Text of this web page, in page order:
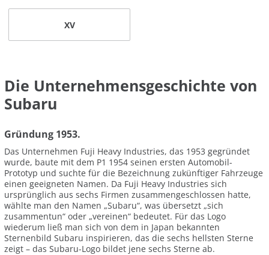
XV
Die Unternehmensgeschichte von
Subaru
Gründung 1953.
Das Unternehmen Fuji Heavy Industries, das 1953 gegründet
wurde, baute mit dem P1 1954 seinen ersten Automobil-
Prototyp und suchte für die Bezeichnung zukünftiger Fahrzeuge
einen geeigneten Namen. Da Fuji Heavy Industries sich
ursprünglich aus sechs Firmen zusammengeschlossen hatte,
wählte man den Namen „Subaru“, was übersetzt „sich
zusammentun“ oder „vereinen“ bedeutet. Für das Logo
wiederum ließ man sich von dem in Japan bekannten
Sternenbild Subaru inspirieren, das die sechs hellsten Sterne
zeigt – das Subaru-Logo bildet jene sechs Sterne ab.